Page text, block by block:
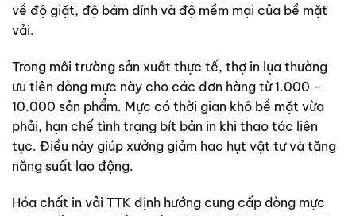
về độ giặt, độ bám dính và độ mềm mại của bề mặt
vải.
Trong môi trường sản xuất thực tế, thợ in lụa thường
ưu tiên dòng mực này cho các đơn hàng từ 1.000 –
10.000 sản phẩm. Mực có thời gian khô bề mặt vừa
phải, hạn chế tình trạng bít bản in khi thao tác liên
tục. Điều này giúp xưởng giảm hao hụt vật tư và tăng
năng suất lao động.
Hóa chất in vải TTK định hướng cung cấp dòng mực